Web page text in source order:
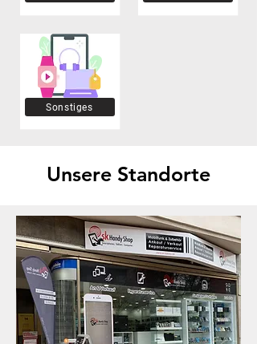
Sonstiges
Unsere Standorte